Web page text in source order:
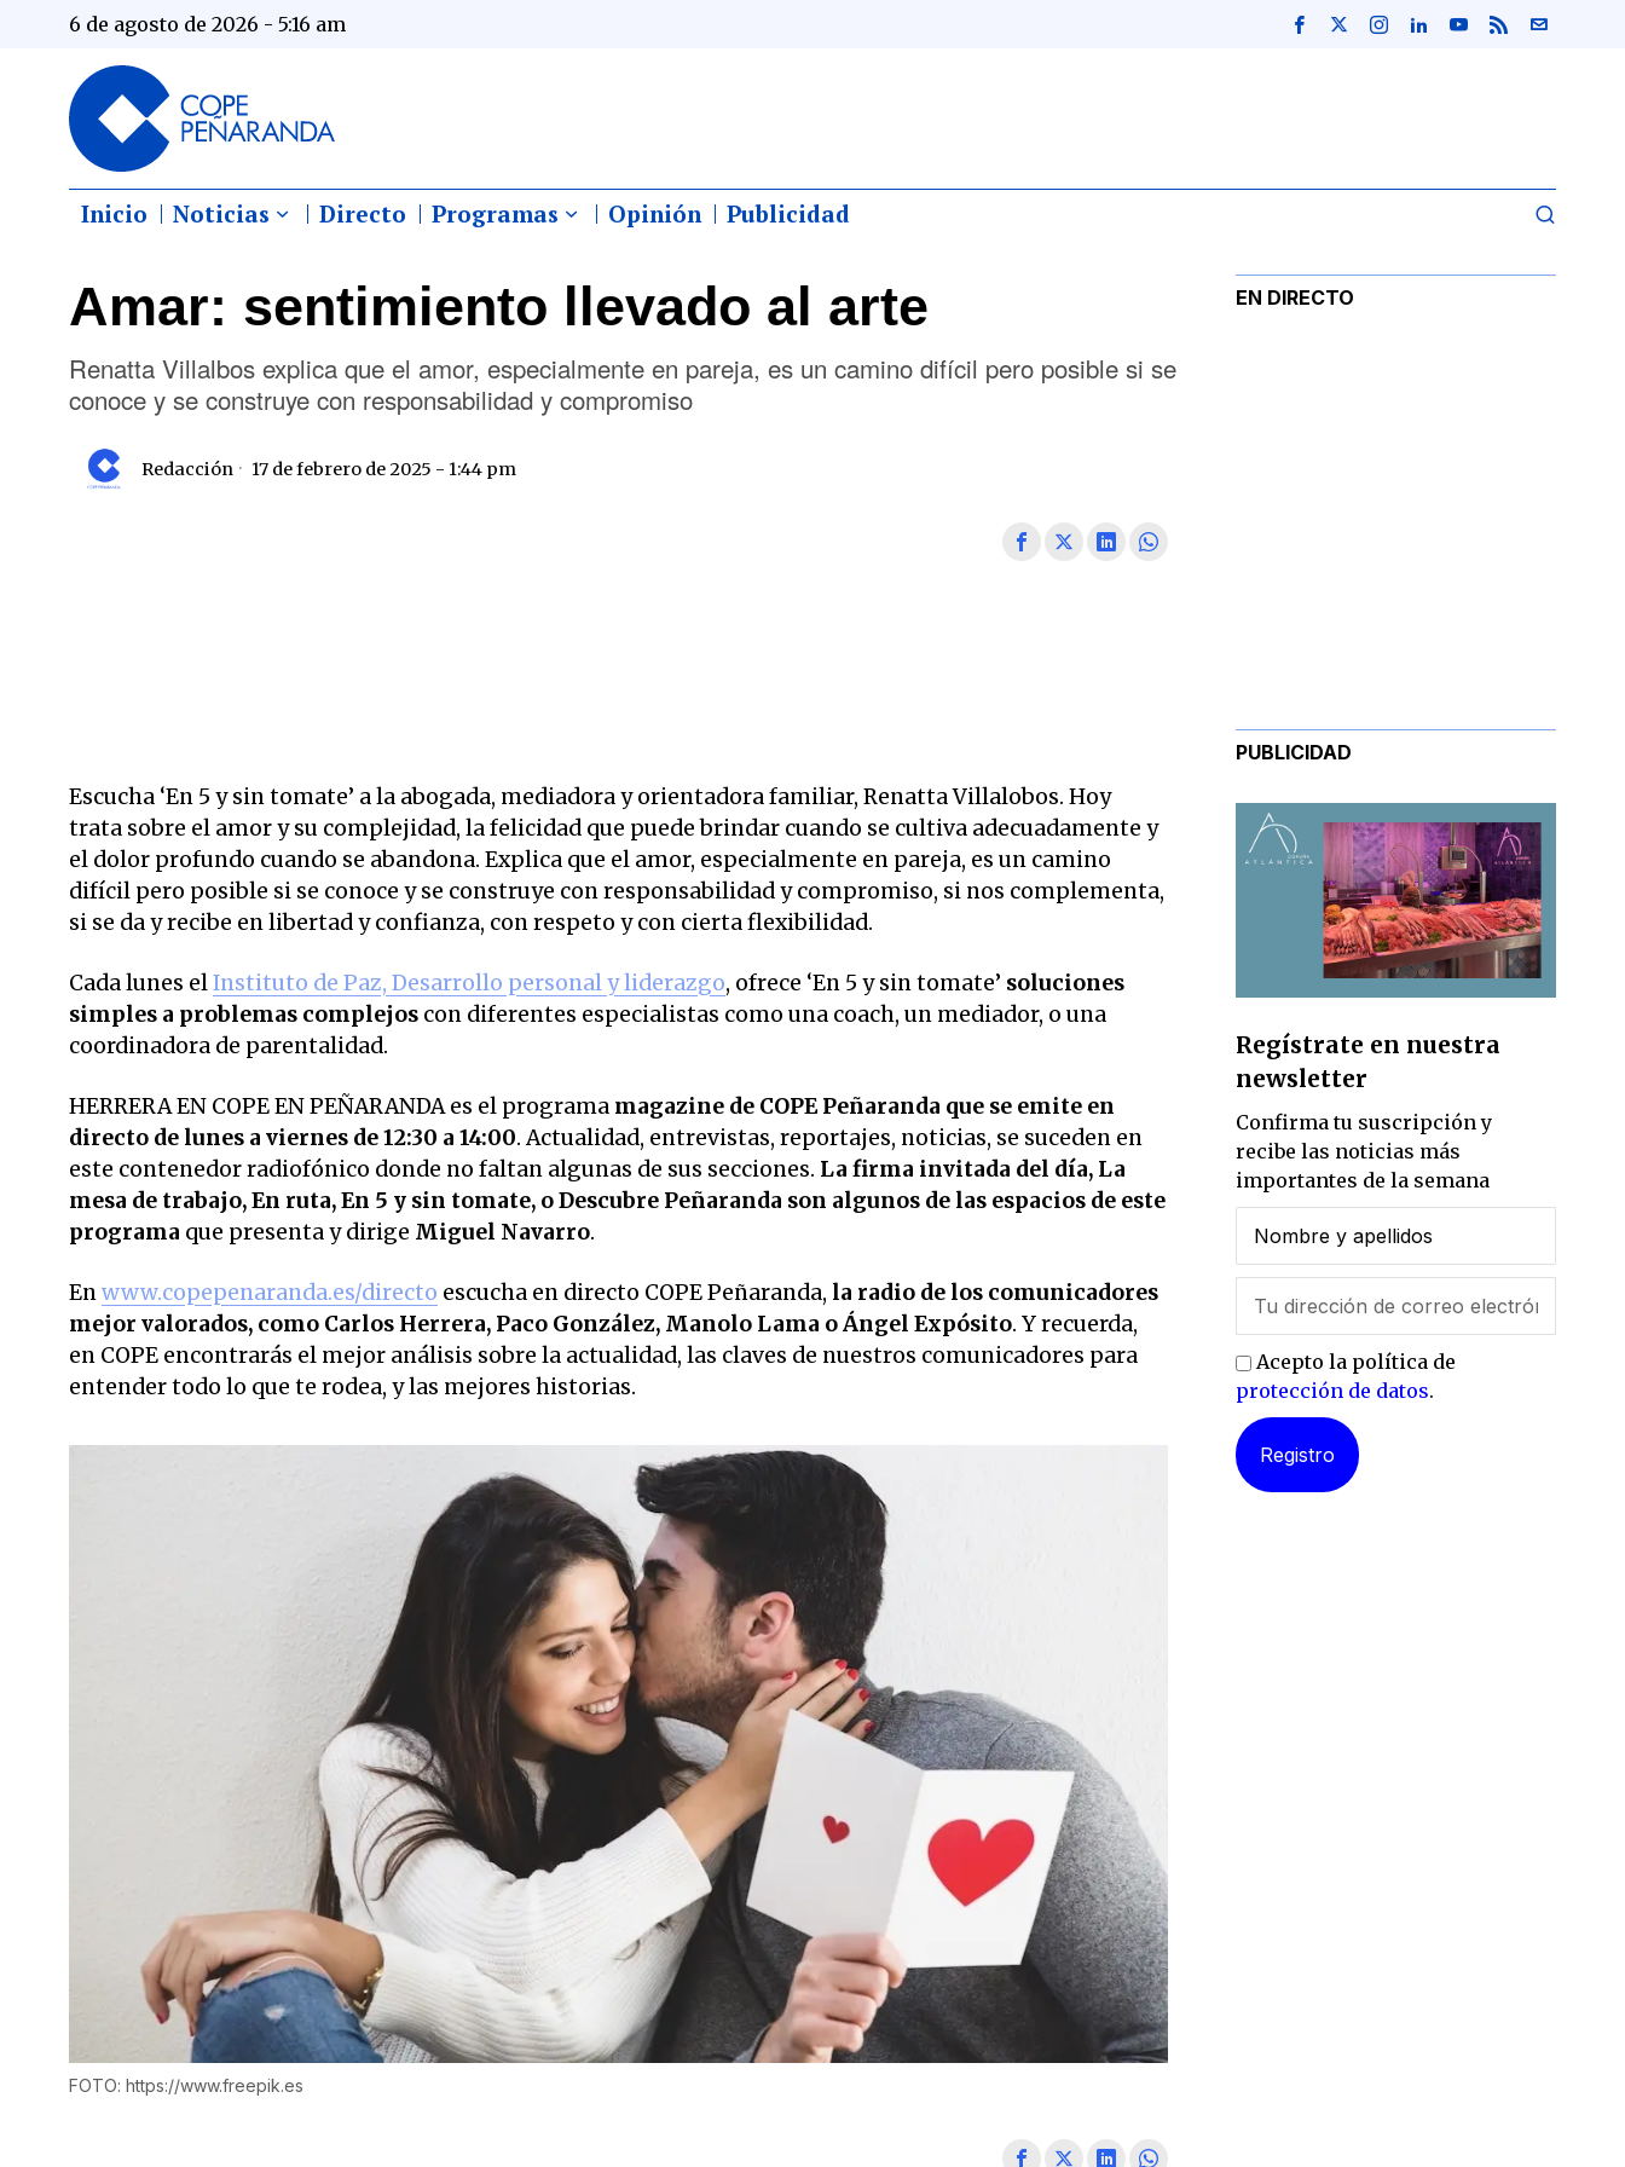
6 de agosto de 2026 - 5:16 am
Inicio Noticias Directo Programas Opinión Publicidad
Amar: sentimiento llevado al arte
Renatta Villalbos explica que el amor, especialmente en pareja, es un camino difícil pero posible si se
conoce y se construye con responsabilidad y compromiso
Redacción 17 de febrero de 2025 - 1:44 pm
Escucha ‘En 5 y sin tomate’ a la abogada, mediadora y orientadora familiar, Renatta Villalobos. Hoy
trata sobre el amor y su complejidad, la felicidad que puede brindar cuando se cultiva adecuadamente y
el dolor profundo cuando se abandona. Explica que el amor, especialmente en pareja, es un camino
difícil pero posible si se conoce y se construye con responsabilidad y compromiso, si nos complementa,
si se da y recibe en libertad y confianza, con respeto y con cierta flexibilidad.
Cada lunes elInstituto de Paz, Desarrollo personal y liderazgo, ofrece ‘En 5 y sin tomate’ soluciones
simples a problemas complejos con diferentes especialistas como una coach, un mediador, o una
coordinadora de parentalidad.
HERRERA EN COPE EN PEÑARANDA es el programa magazine de COPE Peñaranda que se emite en
directo de lunes a viernes de 12:30 a 14:00. Actualidad, entrevistas, reportajes, noticias, se suceden en
este contenedor radiofónico donde no faltan algunas de sus secciones. La firma invitada del día, La
mesa de trabajo, En ruta, En 5 y sin tomate, o Descubre Peñaranda son algunos de las espacios de este
programa que presenta y dirige Miguel Navarro.
Enwww.copepenaranda.es/directo escucha en directo COPE Peñaranda, la radio de los comunicadores
mejor valorados, como Carlos Herrera, Paco González, Manolo Lama o Ángel Expósito. Y recuerda,
en COPE encontrarás el mejor análisis sobre la actualidad, las claves de nuestros comunicadores para
entender todo lo que te rodea, y las mejores historias.
FOTO: https://www.freepik.es
EN DIRECTO
PUBLICIDAD
Regístrate en nuestra
newsletter
Confirma tu suscripción y
recibe las noticias más
importantes de la semana
Acepto la política de
protección de datos.